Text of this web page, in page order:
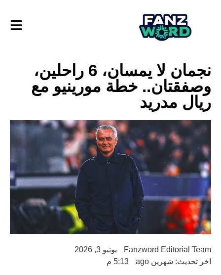
نجمان لا يمسان، 6 راحلين،
وصفقتان.. خطة مورينيو مع
ريال مدريد
Fanzword Editorial Team
يونيو 3, 2026
اخر تحديث: شهرين ago
5:13 م